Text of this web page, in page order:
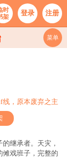
时
架
登录 注册
菜单
，原本废弃之主
继承者。天灾，
傩戏班子，完整的